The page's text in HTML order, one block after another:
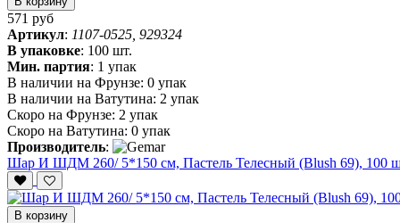
571 руб
Артикул: 1107-0525, 929324
В упаковке: 100 шт.
Мин. партия: 1 упак
В наличии на Фрунзе: 0 упак
В наличии на Ватутина: 2 упак
Скоро на Фрунзе: 2 упак
Скоро на Ватутина: 0 упак
Производитель:
Шар И ШДМ 260/ 5*150 см, Пастель Телесный (Blush 69), 100
В корзину